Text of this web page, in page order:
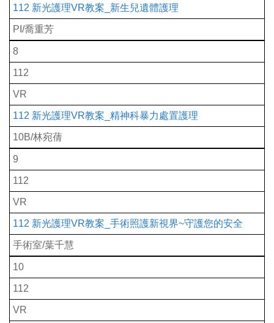
112 新光護理VR教案_新生兒遺體護理
PI/喬重芳
8
112
VR
112 新光護理VR教案_精神科暴力處置護理
10B/林宛蒨
9
112
VR
112 新光護理VR教案_手術照護新視界~守護您的安全
手術室/葉千慧
10
112
VR